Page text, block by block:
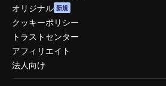
オリジナル 新規
クッキーポリシー
トラストセンター
アフィリエイト
法人向け